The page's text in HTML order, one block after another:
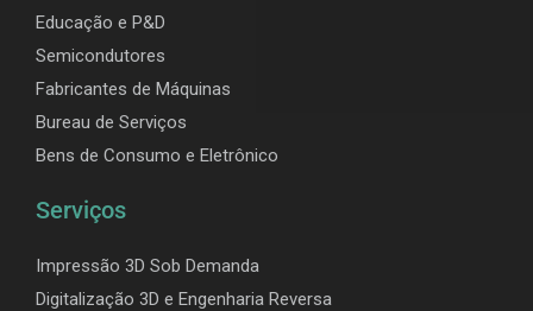
Educação e P&D
Semicondutores
Fabricantes de Máquinas
Bureau de Serviços
Bens de Consumo e Eletrônico
Serviços
Impressão 3D Sob Demanda
Digitalização 3D e Engenharia Reversa